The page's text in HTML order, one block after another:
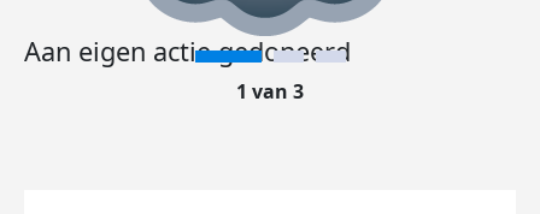
Aan eigen actie gedoneerd
1 van 3